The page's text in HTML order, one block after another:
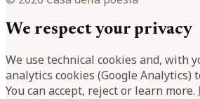
We respect your privacy
We use technical cookies and, with
analytics cookies (Google Analytics)
You can accept, reject or learn more.